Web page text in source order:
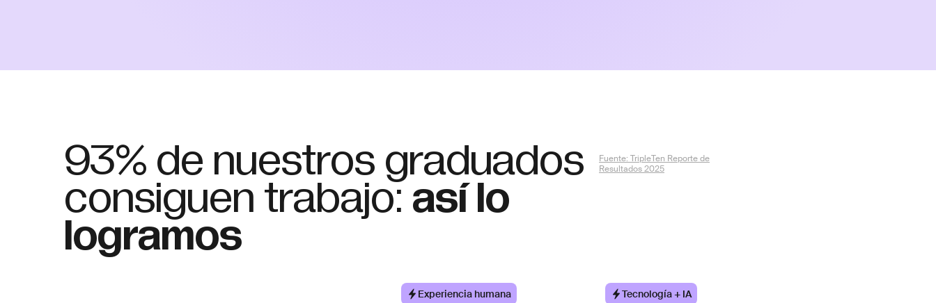
93% de nuestros graduados
consiguen trabajo: así lo
logramos
Fuente: TripleTen Reporte de
Resultados 2025
Experiencia humana Tecnología + IA